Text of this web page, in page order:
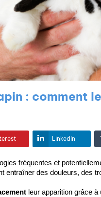
: comment
LinkedIn
fréquentes et
entraîner des douleurs, des
leur apparition grâce